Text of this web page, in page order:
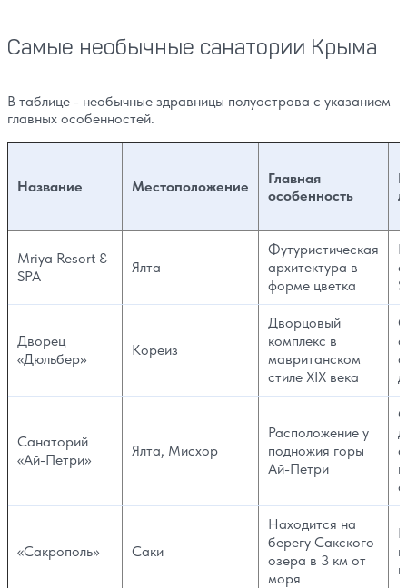
Самые необычные санатории Крыма
В таблице - необычные здравницы полуострова с указанием
главных особенностей.
Название Местоположение
Главная
особенность
Mriya Resort &
SPA
Ялта
Футуристическая
архитектура в
форме цветка
Дворец
«Дюльбер»
Кореиз
Дворцовый
комплекс в
мавританском
стиле XIX века
Санаторий
«Ай-Петри»
Ялта, Мисхор
Расположение у
подножия горы
Ай-Петри
«Сакрополь» Саки
Находится на
берегу Сакского
озера в 3 км от
моря